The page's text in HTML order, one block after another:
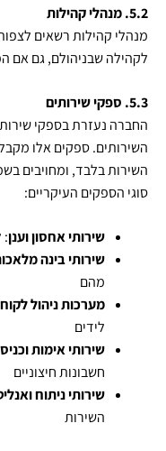
5.2. מנהלי קהילות
מנהלי קהילות רשאים
לקהילה שבניהולם, גם אם
5.3. ספקי שירותים
החברה נעזרת בספקי
השירותים. ספקים אלו
השירות בלבד, ומחויבים
סוגי הספקים העיקריים:
שירותי אחסון וענן:
שירותי בינה
מהם
מערכות ניהול
לידים
שירותי אימות
חשבונות חיצוניים
שירותי ניתוח
השירות